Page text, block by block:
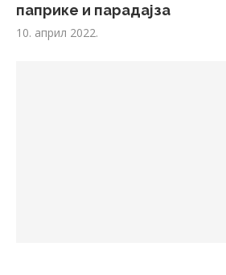
паприке и парадајза
10. април 2022.